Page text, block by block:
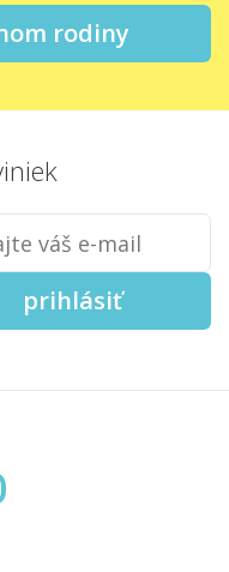
rodiny
prihlásiť